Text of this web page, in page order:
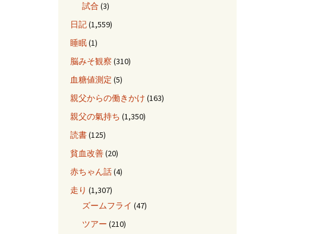
試合 (3)
日記(1,559)
睡眠(1)
脳みそ観察 (310)
血糖値測定 (5)
親父からの働きかけ (163)
親父の氣持ち (1,350)
読書(125)
貧血改善(20)
赤ちゃん話(4)
走り (1,307)
ズームフライ (47)
ツアー (210)